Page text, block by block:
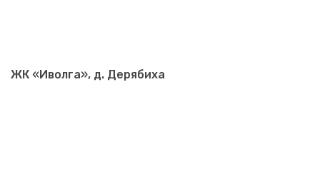
ЖК «Иволга», д. Дерябиха